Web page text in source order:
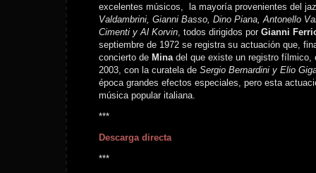
excelentes músicos, la mayoría provenientes del
Valdambrini, Gianni Basso, Dino Piana, Antonello
Cimenti y Al Korvin, todos dirigidos por Gianni
septiembre de 1972 se registra su actuación que,
concierto de Minadel que existe un registro fílmico,
2003, con la curatela de Sergio Bernardini y Elio
época grandes efectos especiales, pero esta
música popular italiana.
***
Descarga directa
***